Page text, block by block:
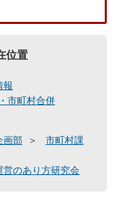
位置
報
市町村合併
画部
市町村課
営のあり方研究会